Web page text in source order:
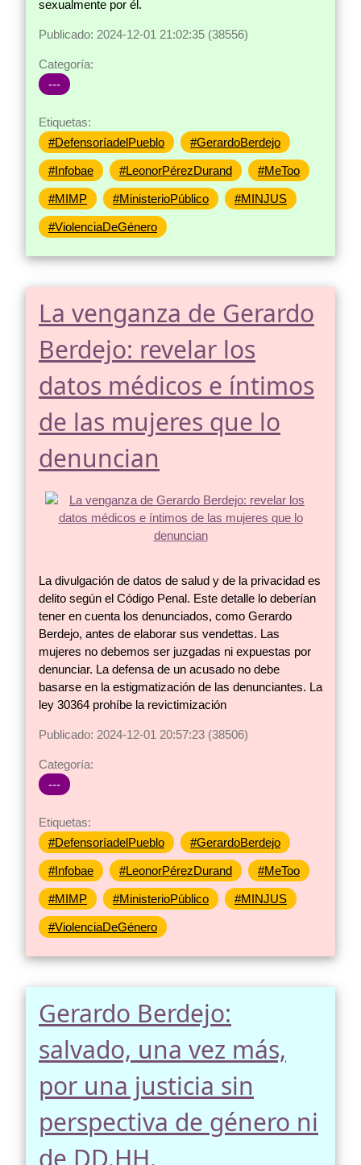
sexualmente por él.
Publicado: 2024-12-01 21:02:35 (38556)
Categoría:
---
Etiquetas:
#DefensoríadelPueblo
#GerardoBerdejo
#Infobae #LeonorPérezDurand #MeToo
#MIMP #MinisterioPúblico #MINJUS
#ViolenciaDeGénero
La venganza de Gerardo
Berdejo: revelar los
datos médicos e íntimos
de las mujeres que lo
denuncian
La divulgación de datos de salud y de la privacidad es
delito según el Código Penal. Este detalle lo deberían
tener en cuenta los denunciados, como Gerardo
Berdejo, antes de elaborar sus vendettas. Las
mujeres no debemos ser juzgadas ni expuestas por
denunciar. La defensa de un acusado no debe
basarse en la estigmatización de las denunciantes. La
ley 30364 prohíbe la revictimización
Publicado: 2024-12-01 20:57:23 (38506)
Categoría:
---
Etiquetas:
#DefensoríadelPueblo
#GerardoBerdejo
#Infobae #LeonorPérezDurand #MeToo
#MIMP #MinisterioPúblico #MINJUS
#ViolenciaDeGénero
Gerardo Berdejo:
salvado, una vez más,
por una justicia sin
perspectiva de género ni
de DD.HH.